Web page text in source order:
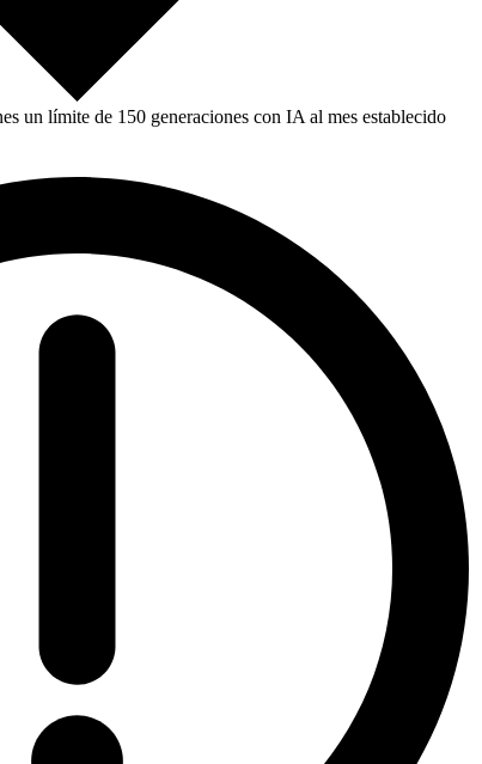
un límite de 150 generaciones con IA al mes establecido